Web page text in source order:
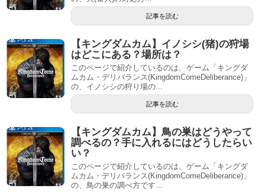
記事を読む
【キングダムカム】イノシシ(猪)の狩場
はどこにある？場所は？
このページで紹介しているのは、ゲーム「キングダ
ムカム・デリバランス(KingdomComeDeliberance)」
の、イノシシの狩り場の...
記事を読む
【キングダムカム】鳥の巣はどうやって
調べるの？手に入れるにはどうしたらい
い？
このページで紹介しているのは、ゲーム「キングダ
ムカム・デリバランス(KingdomComeDeliberance)」
の、鳥の巣の調べ方です...